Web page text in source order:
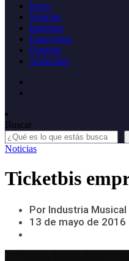
Inicio
Noticias
Informes
Entrevistas
Opinión
Anúnciate
Buscar
Noticias
Ticketbis
Por Industria Musical
13 de mayo de 2016